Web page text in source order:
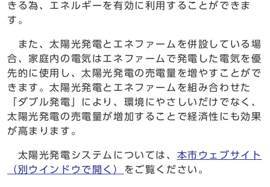
きる為、エネルギーを有効に利用することができま
す。
また、太陽光発電とエネファームを併設している場
合、家庭内の電気はエネファームで発電した電気を優
先的に使用し、太陽光発電の売電量を増やすことがで
きます。太陽光発電とエネファームを組み合わせた
「ダブル発電」により、環境にやさしいだけでなく、
太陽光発電の売電量が増加することで経済性にも効果
が高まります。
太陽光発電システムについては、 本市ウェブサイト
（別ウインドウで開く） をご覧ください。